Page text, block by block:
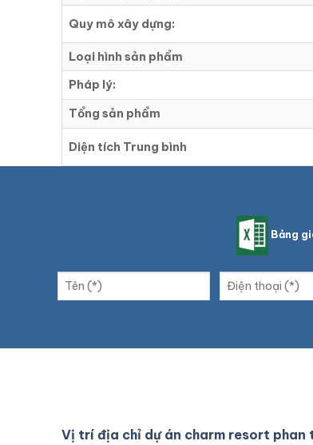
Quy mô xây dựng:
Loại hình sản phẩm
Pháp lý:
Tổng sản phẩm
Diện tích Trung bình
Bảng
Vị trí địa chỉ dự án charm resort phan